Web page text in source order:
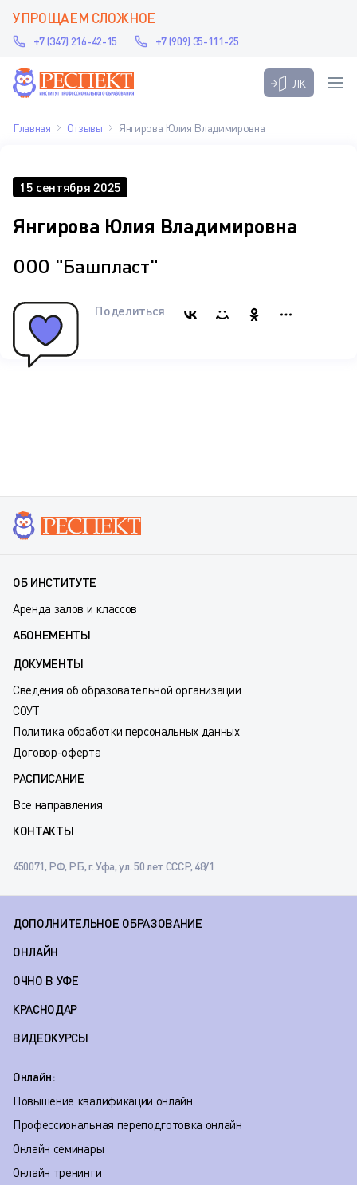
УПРОЩАЕМ СЛОЖНОЕ
+7 (347) 216-42-15 +7 (909) 35-111-25
ЛК
Главная Отзывы Янгирова Юлия Владимировна
15 сентября 2025
Янгирова Юлия Владимировна
ООО "Башпласт"
Поделиться
ОБ ИНСТИТУТЕ
Аренда залов и классов
АБОНЕМЕНТЫ
ДОКУМЕНТЫ
Сведения об образовательной организации
СОУТ
Политика обработки персональных данных
Договор-оферта
РАСПИСАНИЕ
Все направления
КОНТАКТЫ
450071, РФ, РБ, г. Уфа, ул. 50 лет СССР, 48/1
ДОПОЛНИТЕЛЬНОЕ ОБРАЗОВАНИЕ
ОНЛАЙН
ОЧНО В УФЕ
КРАСНОДАР
ВИДЕОКУРСЫ
Онлайн:
Повышение квалификации онлайн
Профессиональная переподготовка онлайн
Онлайн семинары
Онлайн тренинги